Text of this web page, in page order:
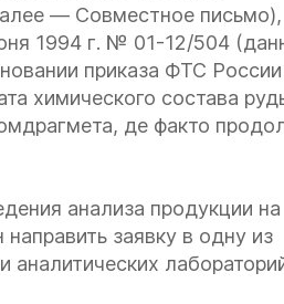
— Совместное письмо),
1994 г. № 01-12/504
приказа ФТС
химического состава
де факто
анализа продукции на
заявку в одну из
аналитических